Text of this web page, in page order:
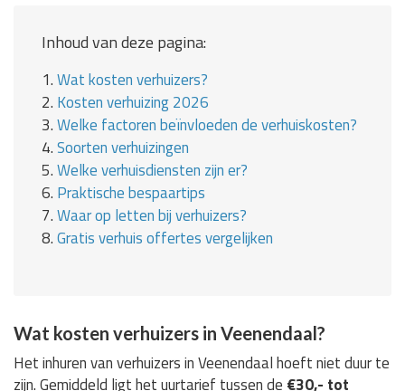
Inhoud van deze pagina:
1.Wat kosten verhuizers?
2. Kosten verhuizing 2026
3.Welke factoren beïnvloeden de verhuiskosten?
4.Soorten verhuizingen
5.Welke verhuisdiensten zijn er?
6. Praktische bespaartips
7.Waar op letten bij verhuizers?
8.Gratis verhuis offertes vergelijken
Wat kosten verhuizers in Veenendaal?
Het inhuren van verhuizers in Veenendaal hoeft niet duur te
zijn. Gemiddeld ligt het uurtarief tussen de €30,- tot